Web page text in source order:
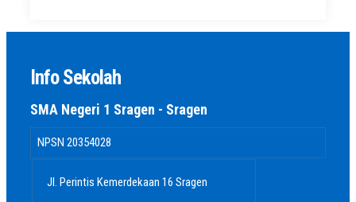
Info Sekolah
SMA Negeri 1 Sragen - Sragen
NPSN 20354028
Jl. Perintis Kemerdekaan 16 Sragen